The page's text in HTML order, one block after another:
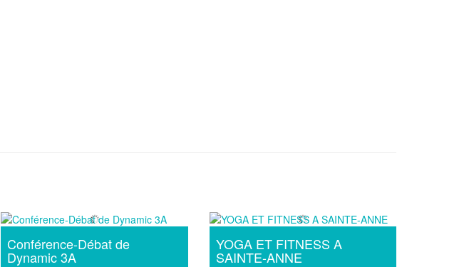
Conférence-Débat de
Dynamic 3A
YOGA ET FITNESS A
SAINTE-ANNE